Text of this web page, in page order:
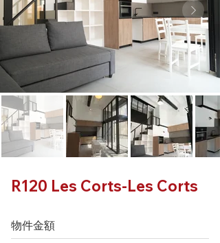
R120 Les Corts-Les Corts
物件金額